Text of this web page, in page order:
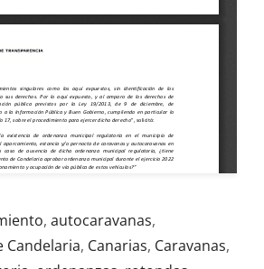
, autocaravanas,
Candelaria, Canarias, Caravanas,